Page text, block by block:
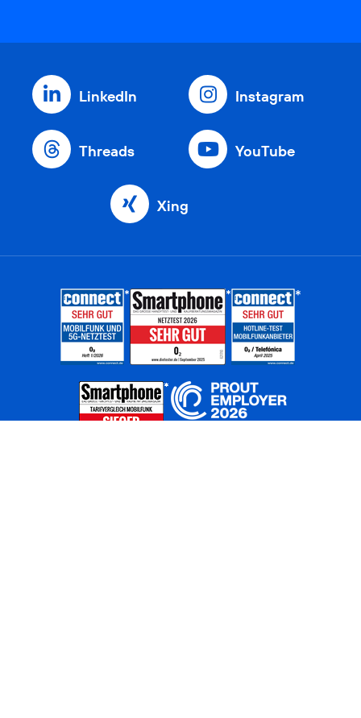
LinkedIn Instagram
Threads YouTube
Xing